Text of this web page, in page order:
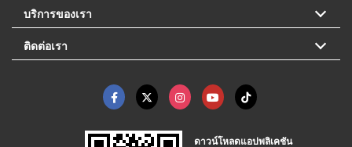
บริการของเรา
ติดต่อเรา
ดาวน์โหลดแอปพลิเคชัน